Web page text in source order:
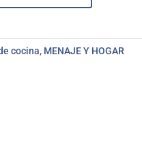
cocina, MENAJE Y HOGAR